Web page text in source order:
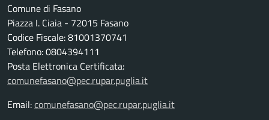
Comune di Fasano
Piazza I. Ciaia - 72015 Fasano
Codice Fiscale: 81001370741
Telefono: 0804394111
Posta Elettronica Certificata:
comunefasano@pec.rupar.puglia.it
Email:comunefasano@pec.rupar.puglia.it